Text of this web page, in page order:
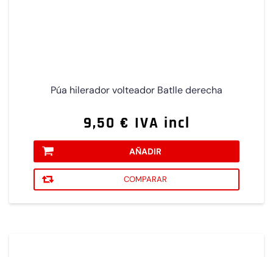
Púa hilerador volteador Batlle derecha
9,50 € IVA incl
AÑADIR
COMPARAR